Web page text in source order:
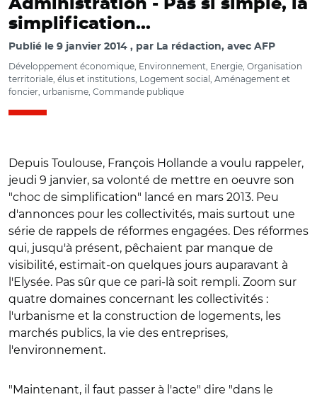
Administration - Pas si simple, la
simplification...
Publié le 9 janvier 2014 par La rédaction, avec AFP
Développement économique, Environnement, Energie, Organisation
territoriale, élus et institutions, Logement social, Aménagement et
foncier, urbanisme, Commande publique
Depuis Toulouse, François Hollande a voulu rappeler,
jeudi 9 janvier, sa volonté de mettre en oeuvre son
"choc de simplification" lancé en mars 2013. Peu
d'annonces pour les collectivités, mais surtout une
série de rappels de réformes engagées. Des réformes
qui, jusqu'à présent, pêchaient par manque de
visibilité, estimait-on quelques jours auparavant à
l'Elysée. Pas sûr que ce pari-là soit rempli. Zoom sur
quatre domaines concernant les collectivités :
l'urbanisme et la construction de logements, les
marchés publics, la vie des entreprises,
l'environnement.
"Maintenant, il faut passer à l'acte" dire "dans le